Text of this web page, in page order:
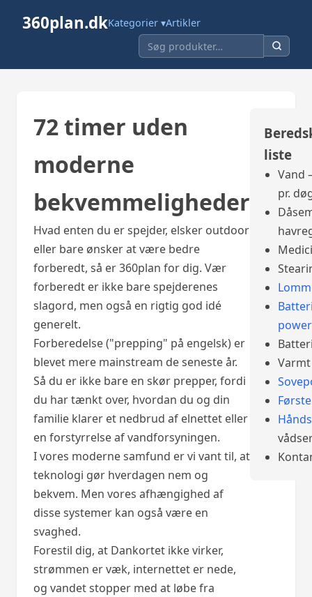
360plan.dkKategorier ▾Artikler
72 timer uden
moderne
bekvemmeligheder
Hvad enten du er spejder, elsker outdoor
eller bare ønsker at være bedre
forberedt, så er 360plan for dig. Vær
forberedt er ikke bare spejderenes
slagord, men også en rigtig god idé
generelt.
Forberedelse ("prepping" på engelsk) er
blevet mere mainstream de seneste år.
Så du er ikke bare en skør prepper, fordi
du har tænkt over, hvordan du og din
familie klarer et nedbrud af elnettet eller
en forstyrrelse af vandforsyningen.
I vores moderne samfund er vi vant til, at
teknologi gør hverdagen nem og
bekvem. Men vores afhængighed af
disse systemer kan også være en
svaghed.
Forestil dig, at Dankortet ikke virker,
strømmen er væk, internettet er nede,
og vandet stopper med at løbe fra
liste
Vand
pr.